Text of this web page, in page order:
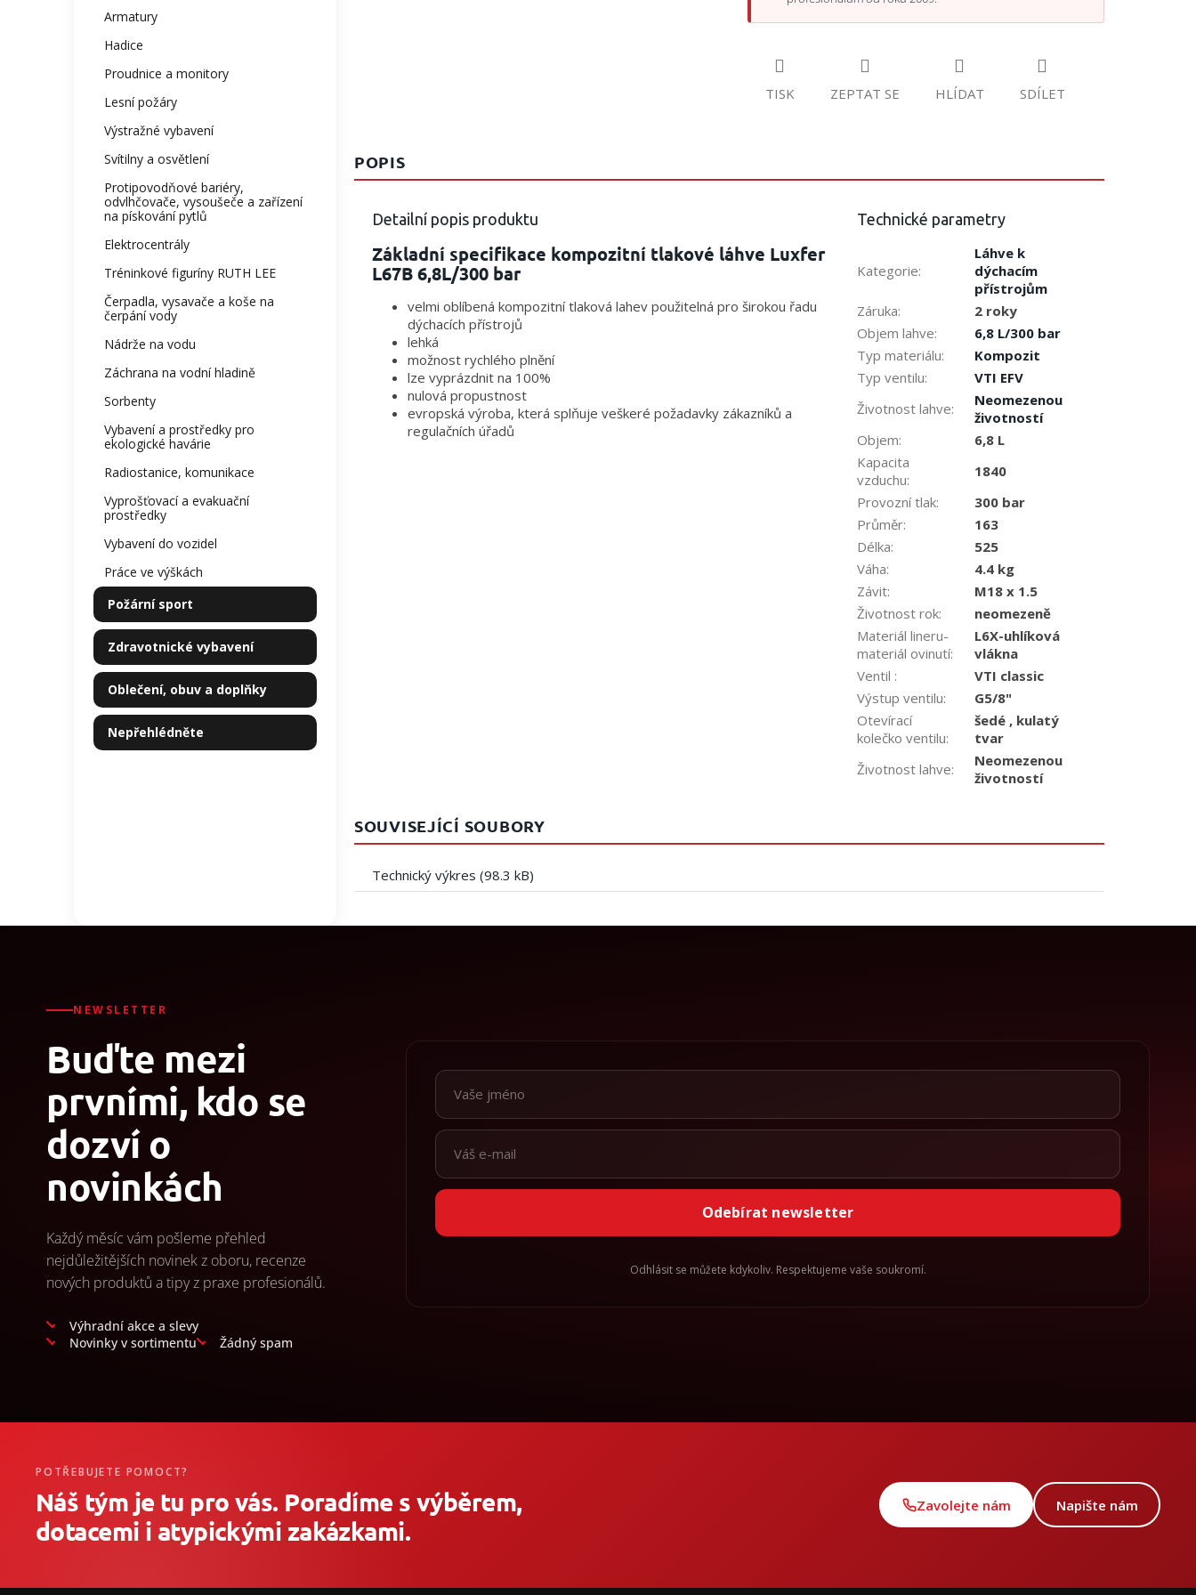
Armatury
Hadice
Proudnice a monitory
Lesní požáry
Výstražné vybavení
Svítilny a osvětlení
Protipovodňové bariéry,
odvlhčovače, vysoušeče a zařízení
na pískování pytlů
Elektrocentrály
Tréninkové figuríny RUTH LEE
Čerpadla, vysavače a koše na
čerpání vody
Nádrže na vodu
Záchrana na vodní hladině
Sorbenty
Vybavení a prostředky pro
ekologické havárie
Radiostanice, komunikace
Vyprošťovací a evakuační
prostředky
Vybavení do vozidel
Práce ve výškách
Požární sport
Zdravotnické vybavení
Oblečení, obuv a doplňky
Nepřehlédněte
TISK ZEPTAT SE HLÍDAT SDÍLET
POPIS
Detailní popis produktu
Základní specifikace kompozitní tlakové láhve Luxfer
L67B 6,8L/300 bar
velmi oblíbená kompozitní tlaková lahev použitelná pro širokou řadu
dýchacích přístrojů
lehká
možnost rychlého plnění
lze vyprázdnit na 100%
nulová propustnost
evropská výroba, která splňuje veškeré požadavky zákazníků a
regulačních úřadů
Technické parametry
Kategorie:
Láhve k
dýchacím
přístrojům
Záruka:
2 roky
Objem lahve:
6,8 L/300 bar
Typ materiálu:
Kompozit
Typ ventilu:
VTI EFV
Životnost lahve:
Neomezenou
životností
Objem:
6,8 L
Kapacita
vzduchu:
1840
Provozní tlak:
300 bar
Průměr:
163
Délka:
525
Váha:
4.4 kg
Závit:
M18 x 1.5
Životnost rok:
neomezeně
Materiál lineru-
materiál ovinutí:
L6X-uhlíková
vlákna
Ventil :
VTI classic
Výstup ventilu:
G5/8"
Otevírací
kolečko ventilu:
šedé , kulatý
tvar
Životnost lahve:
Neomezenou
životností
SOUVISEJÍCÍ SOUBORY
Technický výkres (98.3 kB)
NEWSLETTER
Buďte mezi
prvními, kdo se
dozví o
novinkách
Každý měsíc vám pošleme přehled
nejdůležitějších novinek z oboru, recenze
nových produktů a tipy z praxe profesionálů.
Výhradní akce a slevy
Novinky v sortimentu
Žádný spam
Odebírat newsletter
Odhlásit se můžete kdykoliv. Respektujeme vaše soukromí.
POTŘEBUJETE POMOCT?
Náš tým je tu pro vás. Poradíme s výběrem,
dotacemi i atypickými zakázkami.
Zavolejte nám Napište nám